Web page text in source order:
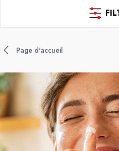
Page d'accueil